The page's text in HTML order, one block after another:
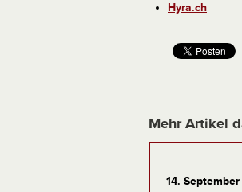
Hyra.ch
Mehr Artikel
14.